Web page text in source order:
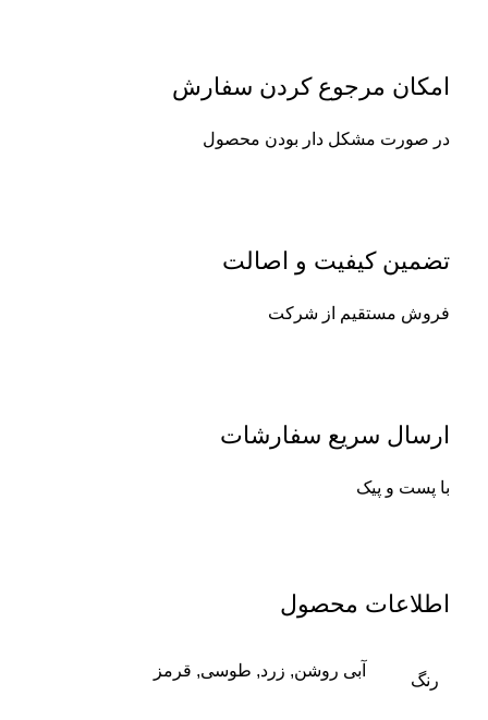
امکان مرجوع کردن سفارش
در صورت مشکل دار بودن محصول
تضمین کیفیت و اصالت
فروش مستقیم از شرکت
ارسال سریع سفارشات
با پست و پیک
اطلاعات محصول
رنگ
آبی روشن, زرد, طوسی, قرمز